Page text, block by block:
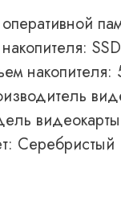
SSD
накопителя:
Серебристый